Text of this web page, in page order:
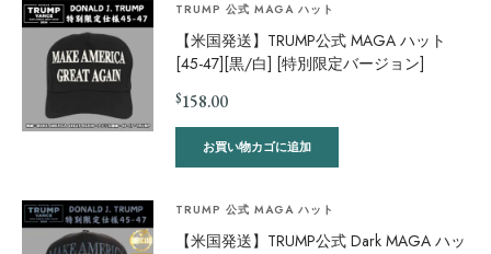
TRUMP 公式 MAGA ハット
【米国発送】TRUMP公式 MAGA ハット
[45-47][黒/白] [特別限定バージョン]
$158.00
お買い物カゴに追加
TRUMP 公式 MAGA ハット
【米国発送】TRUMP公式 Dark MAGA ハッ